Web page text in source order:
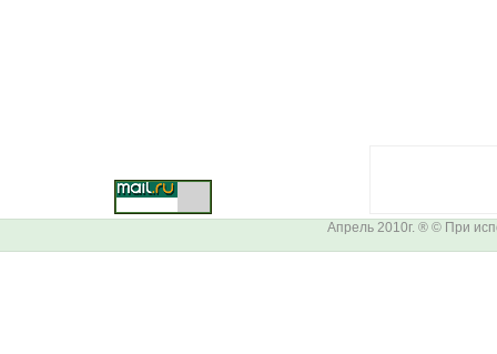
Апрель 2010г. ® © При